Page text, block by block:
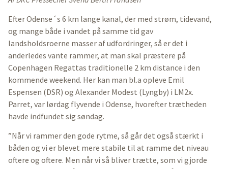
Efter Odense´s 6 km lange kanal, der med strøm, tidevand,
og mange både i vandet på samme tid gav
landsholdsroerne masser af udfordringer, så er det i
anderledes vante rammer, at man skal præstere på
Copenhagen Regattas traditionelle 2 km distance i den
kommende weekend. Her kan man bl.a opleve Emil
Espensen (DSR) og Alexander Modest (Lyngby) i LM2x.
Parret, var lørdag flyvende i Odense, hvorefter trætheden
havde indfundet sig søndag.
”Når vi rammer den gode rytme, så går det også stærkt i
båden og vi er blevet mere stabile til at ramme det niveau
oftere og oftere. Men når vi så bliver trætte, som vi gjorde